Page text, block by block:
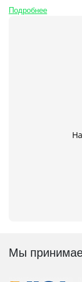
Подробнее
Мы